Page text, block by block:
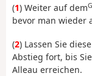
(1) Weiter auf dem
bevor man wieder
(2) Lassen Sie
Abstieg fort, bis
Alleau erreichen.